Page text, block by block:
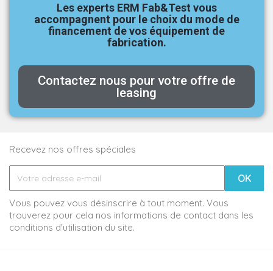
Les experts ERM Fab&Test vous
accompagnent pour le choix du mode de
financement de vos équipement de
fabrication.
Contactez nous pour votre offre de
leasing
Recevez nos offres spéciales
Vous pouvez vous désinscrire à tout moment. Vous
trouverez pour cela nos informations de contact dans les
conditions d'utilisation du site.